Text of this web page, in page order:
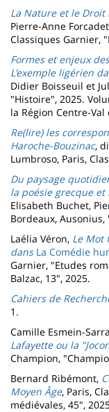
La Nature et le
Pierre-Anne
Classiques Garnier,
Formes et enjeux
L'exemple ligérien
Didier Boisseuil et
"Histoire", 2025.
la Région Centre-Val
Re(lire) les
Haroche-Bouzinac,
Lumbroso, Paris,
Du paysage
la poésie grecque
Elisabeth Buchet,
Bordeaux,
Laélia Véron, Le Mot
dansLa Comédie
Garnier, "Etudes
Balzac, 13", 2025.
Cahiers de
1.
Camille Esmein-
Lafayette ou la
Champion,
Bernard Ribémont,
Moyen Âge, Paris,
médiévales, 45",